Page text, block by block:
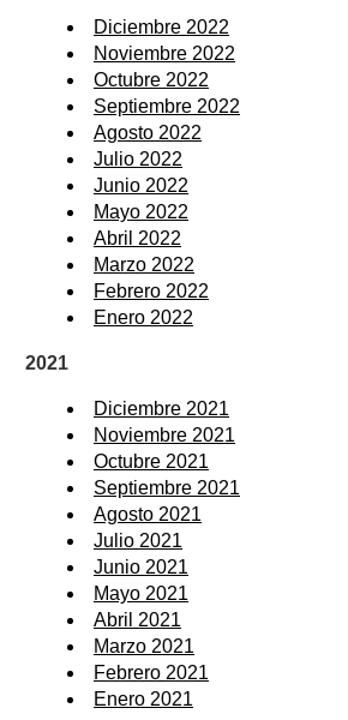
Diciembre 2022
Noviembre 2022
Octubre 2022
Septiembre 2022
Agosto 2022
Julio 2022
Junio 2022
Mayo 2022
Abril 2022
Marzo 2022
Febrero 2022
Enero 2022
2021
Diciembre 2021
Noviembre 2021
Octubre 2021
Septiembre 2021
Agosto 2021
Julio 2021
Junio 2021
Mayo 2021
Abril 2021
Marzo 2021
Febrero 2021
Enero 2021